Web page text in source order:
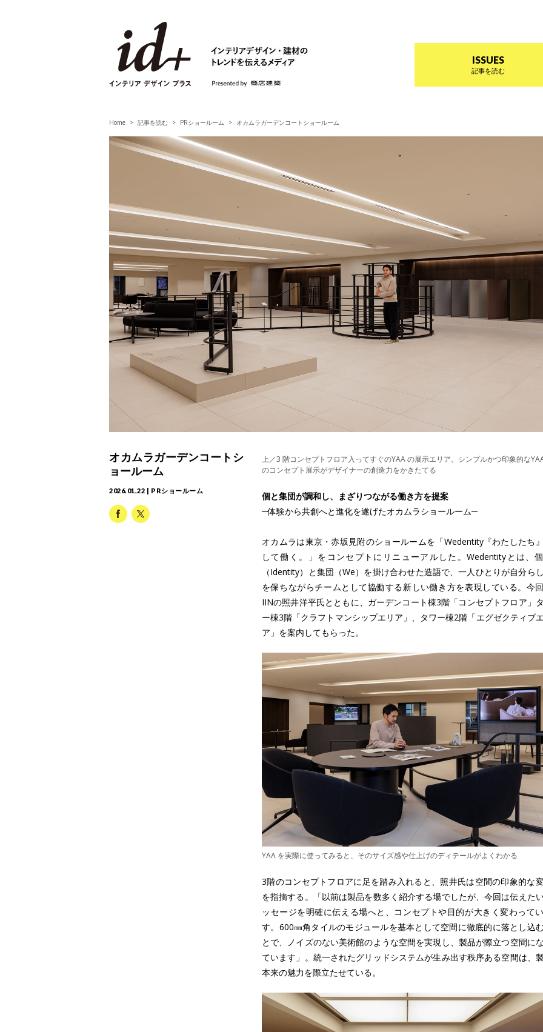
ISSUES
記事を読む
Home 記事を読む PRショールーム オカムラガーデンコートショールーム
オカムラガーデンコートシ
ョールーム
2026.01.22 | PRショールーム
上／3 階コンセプトフロア入ってすぐのYAA の展示エリア。シンプルかつ印象的な
のコンセプト展示がデザイナーの創造力をかきたてる
個と集団が調和し、まざりつながる働き方を提案
─体験から共創へと進化を遂げたオカムラショールーム─
オカムラは東京・赤坂見附のショールームを「Wedentity『わたしたち
して働く。」をコンセプトにリニューアルした。Wedentityとは、
（Identity）と集団（We）を掛け合わせた造語で、一人ひとりが自分ら
を保ちながらチームとして協働する新しい働き方を表現している。今
IINの照井洋平氏とともに、ガーデンコート棟3階「コンセプトフロア」
ー棟3階「クラフトマンシップエリア」、タワー棟2階「エグゼクティブ
ア」を案内してもらった。
YAA を実際に使ってみると、そのサイズ感や仕上げのディテールがよくわかる
3階のコンセプトフロアに足を踏み入れると、照井氏は空間の印象的な
を指摘する。「以前は製品を数多く紹介する場でしたが、今回は伝えた
ッセージを明確に伝える場へと、コンセプトや目的が大きく変わって
す。600㎜角タイルのモジュールを基本として空間に徹底的に落とし込
とで、ノイズのない美術館のような空間を実現し、製品が際立つ空間に
ています」。統一されたグリッドシステムが生み出す秩序ある空間は、
本来の魅力を際立たせている。